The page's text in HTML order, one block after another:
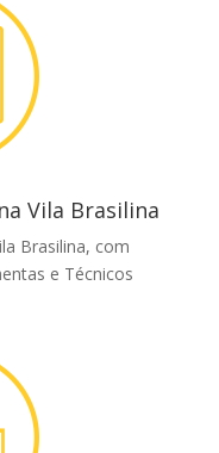
Vila Brasilina
Brasilina, com
e Técnicos